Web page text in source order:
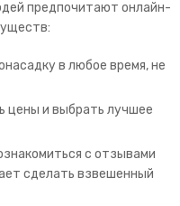
предпочитают онлайн-
в любое время, не
цены и выбрать лучшее
с отзывами
сделать взвешенный